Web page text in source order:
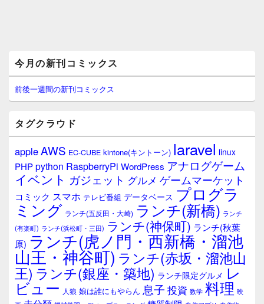
イ
ン
サ
イ
ウ
ィ
ジ
ェ
ア
今月の新刊コミックス
前後一週間の新刊コミックス
タグクラウド
appleAWS EC-CUBE kintone(キントーン) laravel linux
PHPpython RaspberryPi WordPress アナログゲーム
イベント ガジェット グルメ ゲームマーケット
コミック スマホ テレビ番組 データベース プログラ
ミング ランチ(五反田・大崎) ランチ(新橋) ランチ
(有楽町) ランチ(浜松町・三田) ランチ(神保町) ランチ(秋葉
原) ランチ(虎ノ門・西新橋・溜池
山王・神谷町) ランチ(赤坂・溜池山
王) ランチ(銀座・築地) ランチ限定グルメ レ
ビュー 人狼 娘は誰にもやらん 息子 投資 数学 料理 映